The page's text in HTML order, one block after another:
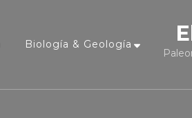
Biología & Geología